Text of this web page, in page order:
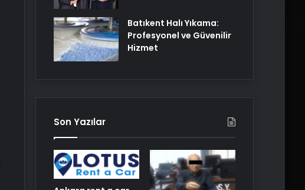
Batıkent Halı Yıkama:
Profesyonel ve Güvenilir
Hizmet
Son Yazılar